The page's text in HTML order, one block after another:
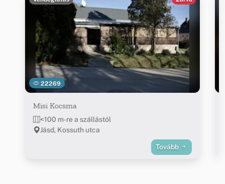
22269
Misi Kocsma
<100 m-re a szállástól
Jásd, Kossuth utca
Tovább